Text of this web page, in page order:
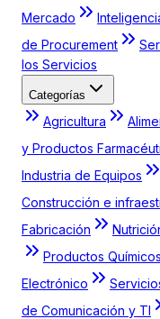
Mercado
de Procurement
los Servicios
Categorías
Agricultura
y Productos
Industria de Equipos
Construcción e
Fabricación
Productos
Electrónico
de Comunicación y TI